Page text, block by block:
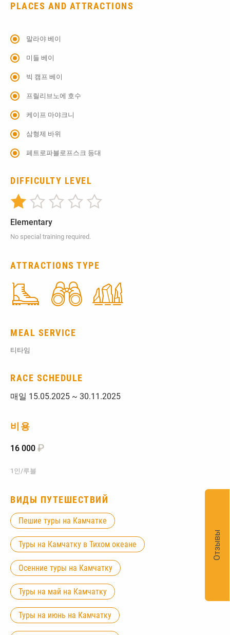
PLACES AND ATTRACTIONS
말라야 베이
미들 베이
빅 캠프 베이
프릴리브노에 호수
케이프 마야크니
삼형제 바위
페트로파블로프스크 등대
DIFFICULTY LEVEL
Elementary
No special training required.
ATTRACTIONS TYPE
MEAL SERVICE
티타임
RACE SCHEDULE
매일 15.05.2025 ~ 30.11.2025
비용
16 000 ₽
1인/루블
ВИДЫ ПУТЕШЕСТВИЙ
Пешие туры на Камчатке
Туры на Камчатку в Тихом океане
Осенние туры на Камчатку
Туры на май на Камчатку
Туры на июнь на Камчатку
Отзывы